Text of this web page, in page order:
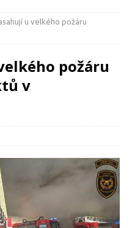
u velkého požáru
požáru
v